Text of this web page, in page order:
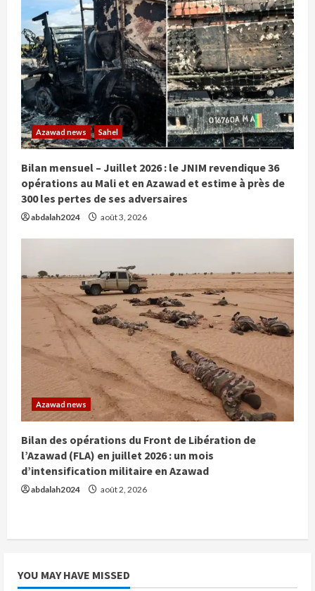
Azawad news Sahel
Bilan mensuel – Juillet 2026 : le JNIM revendique 36
opérations au Mali et en Azawad et estime à près de
300 les pertes de ses adversaires
abdalah2024 août 3, 2026
Azawad news
Bilan des opérations du Front de Libération de
l’Azawad (FLA) en juillet 2026 : un mois
d’intensification militaire en Azawad
abdalah2024 août 2, 2026
YOU MAY HAVE MISSED